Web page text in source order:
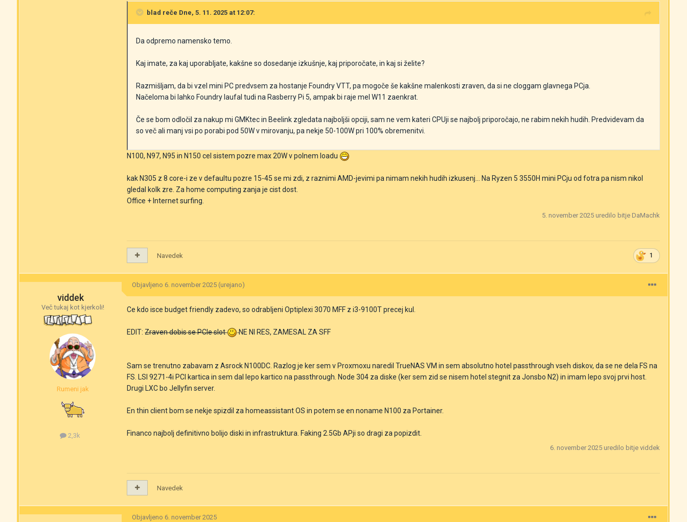
blad reče Dne, 5. 11. 2025 at 12:07:
Da odpremo namensko temo.
Kaj imate, za kaj uporabljate, kakšne so dosedanje izkušnje, kaj priporočate, in kaj si želite?
Razmišljam, da bi vzel mini PC predvsem za hostanje Foundry VTT, pa mogoče še kakšne malenkosti zraven, da si ne cloggam glavnega PCja.
Načeloma bi lahko Foundry laufal tudi na Rasberry Pi 5, ampak bi raje mel W11 zaenkrat.
Če se bom odločil za nakup mi GMKtec in Beelink zgledata najboljši opciji, sam ne vem kateri CPUji se najbolj priporočajo, ne rabim nekih hudih. Predvidevam da
so več ali manj vsi po porabi pod 50W v mirovanju, pa nekje 50-100W pri 100% obremenitvi.
N100, N97, N95 in N150 cel sistem pozre max 20W v polnem loadu
kak N305 z 8 core-i ze v defaultu pozre 15-45 se mi zdi, z raznimi AMD-jevimi pa nimam nekih hudih izkusenj... Na Ryzen 5 3550H mini PCju od fotra pa nism nikol
gledal kolk zre. Za home computing zanja je cist dost.
Office + Internet surfing.
5. november 2025 uredilo bitje DaMachk
1
Navedek
viddek
Več tukaj kot kjerkoli!
Rumeni jak
2,3k
Objavljeno 6. november 2025 (urejano)
Ce kdo isce budget friendly zadevo, so odrabljeni Optiplexi 3070 MFF z i3-9100T precej kul.
EDIT:Zraven dobis se PCIe slot NE NI RES, ZAMESAL ZA SFF
Sam se trenutno zabavam z Asrock N100DC. Razlog je ker sem v Proxmoxu naredil TrueNAS VM in sem absolutno hotel passthrough vseh diskov, da se ne dela FS na
FS. LSI 9271-4i PCI kartica in sem dal lepo kartico na passthrough. Node 304 za diske (ker sem zid se nisem hotel stegnit za Jonsbo N2) in imam lepo svoj prvi host.
Drugi LXC bo Jellyfin server.
En thin client bom se nekje spizdil za homeassistant OS in potem se en noname N100 za Portainer.
Financo najbolj definitivno bolijo diski in infrastruktura. Faking 2.5Gb APji so dragi za popizdit.
6. november 2025 uredilo bitje viddek
Navedek
Objavljeno 6. november 2025